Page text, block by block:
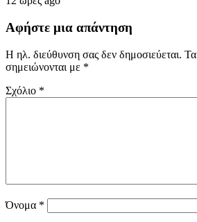
Αφήστε μια απάντηση
Η ηλ. διεύθυνση σας δεν δημοσιεύεται. Τα
σημειώνονται με *
Σχόλιο *
Όνομα *